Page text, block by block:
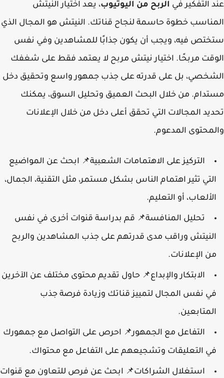
عند التفكير في الربح من اليوتيوب، يعد اختيار النيتش
المناسب خطوة حاسمة لنجاح قناتك. النيتش هو المجال الذي
ستختص فيه، ويجب أن يكون جذابًا للمشاهدين وفي نفس
الوقت مربحًا. اختيار نيتش مربح لا يعتمد فقط على شغفك
الشخصي، بل على قدرته على جذب جمهور واسع وتحقيق دخل
مستدام. من خلال البحث العميق وتحليل السوق، يمكنك
تحديد المجالات التي تحقق أعلى دخل من خلال الإعلانات
والمحتوى المدعوم.
التركيز على الاهتمامات الشعبية📌 ابحث عن المواضيع
التي تثير اهتمام الناس بشكل مستمر، مثل التقنية، الجمال،
الألعاب، أو التعليم.
تحليل المنافسة📌 قم بدراسة قنوات أخرى في نفس
النيتش وراقب مدى قدرتهم على جذب المشاهدين والربح
من الإعلانات.
الابتكار والإبداع📌 حاول تقديم محتوى مختلف عن الآخرين
في نفس المجال لتمييز قناتك وزيادة فرصة جذب
المتابعين.
التفاعل مع الجمهور📌 احرص على التواصل مع جمهورك
في التعليقات وتشجيعهم على التفاعل مع محتواك.
استغلال الشراكات📌 ابحث عن فرص للتعاون مع قنوات